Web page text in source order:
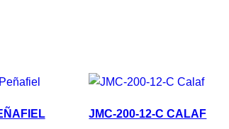
JMC-200-12-C CALAF